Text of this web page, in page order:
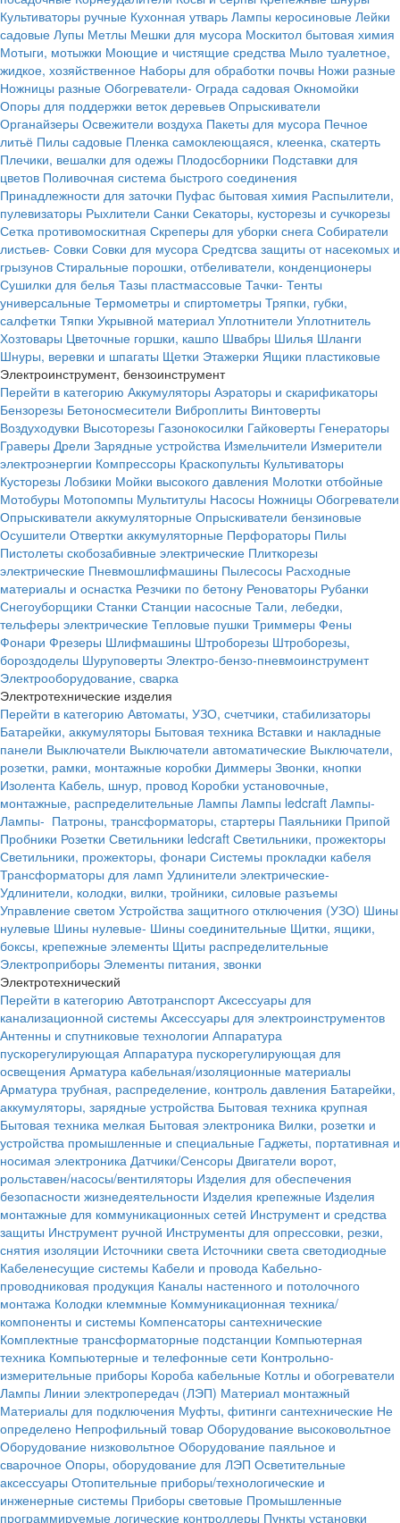
Культиваторы ручные Кухонная утварь Лампы керосиновые Лейки
садовые Лупы Метлы Мешки для мусора Москитол бытовая химия
Мотыги, мотыжки Моющие и чистящие средства Мыло туалетное,
жидкое, хозяйственное Наборы для обработки почвы Ножи разные
Ножницы разные Обогреватели- Ограда садовая Окномойки
Опоры для поддержки веток деревьев Опрыскиватели
Органайзеры Освежители воздуха Пакеты для мусора Печное
литьё Пилы садовые Пленка самоклеющаяся, клеенка, скатерть
Плечики, вешалки для одежы Плодосборники Подставки для
цветов Поливочная система быстрого соединения
Принадлежности для заточки Пуфас бытовая химия Распылители,
пулевизаторы Рыхлители Санки Секаторы, кусторезы и сучкорезы
Сетка противомоскитная Скреперы для уборки снега Собиратели
листьев- Совки Совки для мусора Средтсва защиты от насекомых и
грызунов Стиральные порошки, отбеливатели, конденционеры
Сушилки для белья Тазы пластмассовые Тачки- Тенты
универсальные Термометры и спиртометры Тряпки, губки,
салфетки Тяпки Укрывной материал Уплотнители Уплотнитель
Хозтовары Цветочные горшки, кашпо Швабры Шилья Шланги
Шнуры, веревки и шпагаты Щетки Этажерки Ящики пластиковые
Электроинструмент, бензоинструмент
Перейти в категорию Аккумуляторы Аэраторы и скарификаторы
Бензорезы Бетоносмесители Виброплиты Винтоверты
Воздуходувки Высоторезы Газонокосилки Гайковерты Генераторы
Граверы Дрели Зарядные устройства Измельчители Измерители
электроэнергии Компрессоры Краскопульты Культиваторы
Кусторезы Лобзики Мойки высокого давления Молотки отбойные
Мотобуры Мотопомпы Мультитулы Насосы Ножницы Обогреватели
Опрыскиватели аккумуляторные Опрыскиватели бензиновые
Осушители Отвертки аккумуляторные Перфораторы Пилы
Пистолеты скобозабивные электрические Плиткорезы
электрические Пневмошлифмашины Пылесосы Расходные
материалы и оснастка Резчики по бетону Реноваторы Рубанки
Снегоуборщики Станки Станции насосные Тали, лебедки,
тельферы электрические Тепловые пушки Триммеры Фены
Фонари Фрезеры Шлифмашины Штроборезы Штроборезы,
бороздоделы Шуруповерты Электро-бензо-пневмоинструмент
Электрооборудование, сварка
Электротехнические изделия
Перейти в категорию Автоматы, УЗО, счетчики, стабилизаторы
Батарейки, аккумуляторы Бытовая техника Вставки и накладные
панели Выключатели Выключатели автоматические Выключатели,
розетки, рамки, монтажные коробки Диммеры Звонки, кнопки
Изолента Кабель, шнур, провод Коробки установочные,
монтажные, распределительные Лампы Лампы ledcraft Лампы-
Лампы- Патроны, трансформаторы, стартеры Паяльники Припой
Пробники Розетки Светильники ledcraft Светильники, прожекторы
Светильники, прожекторы, фонари Системы прокладки кабеля
Трансформаторы для ламп Удлинители электрические-
Удлинители, колодки, вилки, тройники, силовые разъемы
Управление светом Устройства защитного отключения (УЗО) Шины
нулевые Шины нулевые- Шины соединительные Щитки, ящики,
боксы, крепежные элементы Щиты распределительные
Электроприборы Элементы питания, звонки
Электротехнический
Перейти в категорию Автотранспорт Аксессуары для
канализационной системы Аксессуары для электроинструментов
Антенны и спутниковые технологии Аппаратура
пускорегулирующая Аппаратура пускорегулирующая для
освещения Арматура кабельная/изоляционные материалы
Арматура трубная, распределение, контроль давления Батарейки,
аккумуляторы, зарядные устройства Бытовая техника крупная
Бытовая техника мелкая Бытовая электроника Вилки, розетки и
устройства промышленные и специальные Гаджеты, портативная и
носимая электроника Датчики/Сенсоры Двигатели ворот,
рольставен/насосы/вентиляторы Изделия для обеспечения
безопасности жизнедеятельности Изделия крепежные Изделия
монтажные для коммуникационных сетей Инструмент и средства
защиты Инструмент ручной Инструменты для опрессовки, резки,
снятия изоляции Источники света Источники света светодиодные
Кабеленесущие системы Кабели и провода Кабельно-
проводниковая продукция Каналы настенного и потолочного
монтажа Колодки клеммные Коммуникационная техника/
компоненты и системы Компенсаторы сантехнические
Комплектные трансформаторные подстанции Компьютерная
техника Компьютерные и телефонные сети Контрольно-
измерительные приборы Короба кабельные Котлы и обогреватели
Лампы Линии электропередач (ЛЭП) Материал монтажный
Материалы для подключения Муфты, фитинги сантехнические Не
определено Непрофильный товар Оборудование высоковольтное
Оборудование низковольтное Оборудование паяльное и
сварочное Опоры, оборудование для ЛЭП Осветительные
аксессуары Отопительные приборы/технологические и
инженерные системы Приборы световые Промышленные
программируемые логические контроллеры Пункты установки